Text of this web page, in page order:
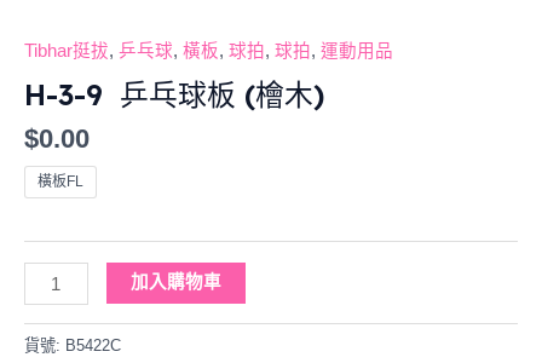
Tibhar挺拔, 乒乓球, 橫板, 球拍, 球拍, 運動用品
H-3-9 乒乓球板 (檜木)
$0.00
橫板FL
球
(檜
木)
數
量
加入購物車
貨號: B5422C